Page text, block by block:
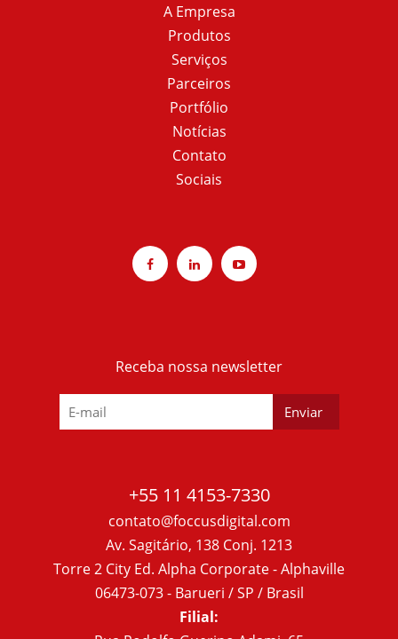
A Empresa
Produtos
Serviços
Parceiros
Portfólio
Notícias
Contato
Sociais
Receba nossa newsletter
+55 11 4153-7330
contato@foccusdigital.com
Av. Sagitário, 138 Conj. 1213
Torre 2 City Ed. Alpha Corporate - Alphaville
06473-073 - Barueri / SP / Brasil
Filial: